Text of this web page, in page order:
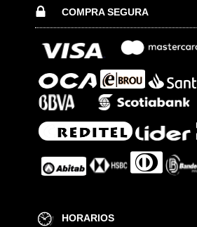
COMPRA SEGURA
HORARIOS